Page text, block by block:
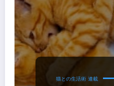
猫との生活術 連載